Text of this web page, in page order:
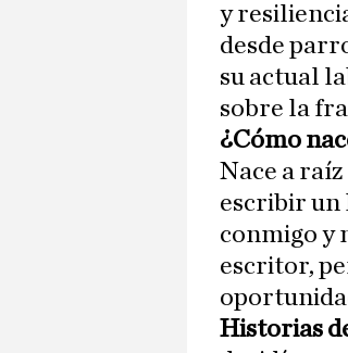
y
desde
su actual
sobre la
¿Cómo
Nace a
escribir un
conmigo y
escritor,
Historias